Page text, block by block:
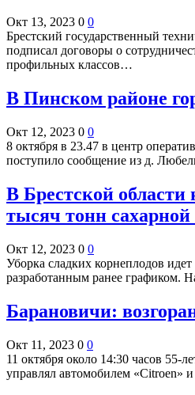
Окт 13, 2023 0 0
Брестский государственный
подписал договоры о
профильных классов…
В Пинском районе
Окт 12, 2023 0 0
8 октября в 23.47 в центр
поступило сообщение из д.
В Брестской области
тысяч тонн
Окт 12, 2023 0 0
Уборка сладких корнеплодов идет
разработанным ранее графиком.
Барановичи:
Окт 11, 2023 0 0
11 октября около 14:30 часов 55-
управлял автомобилем «Citroen»